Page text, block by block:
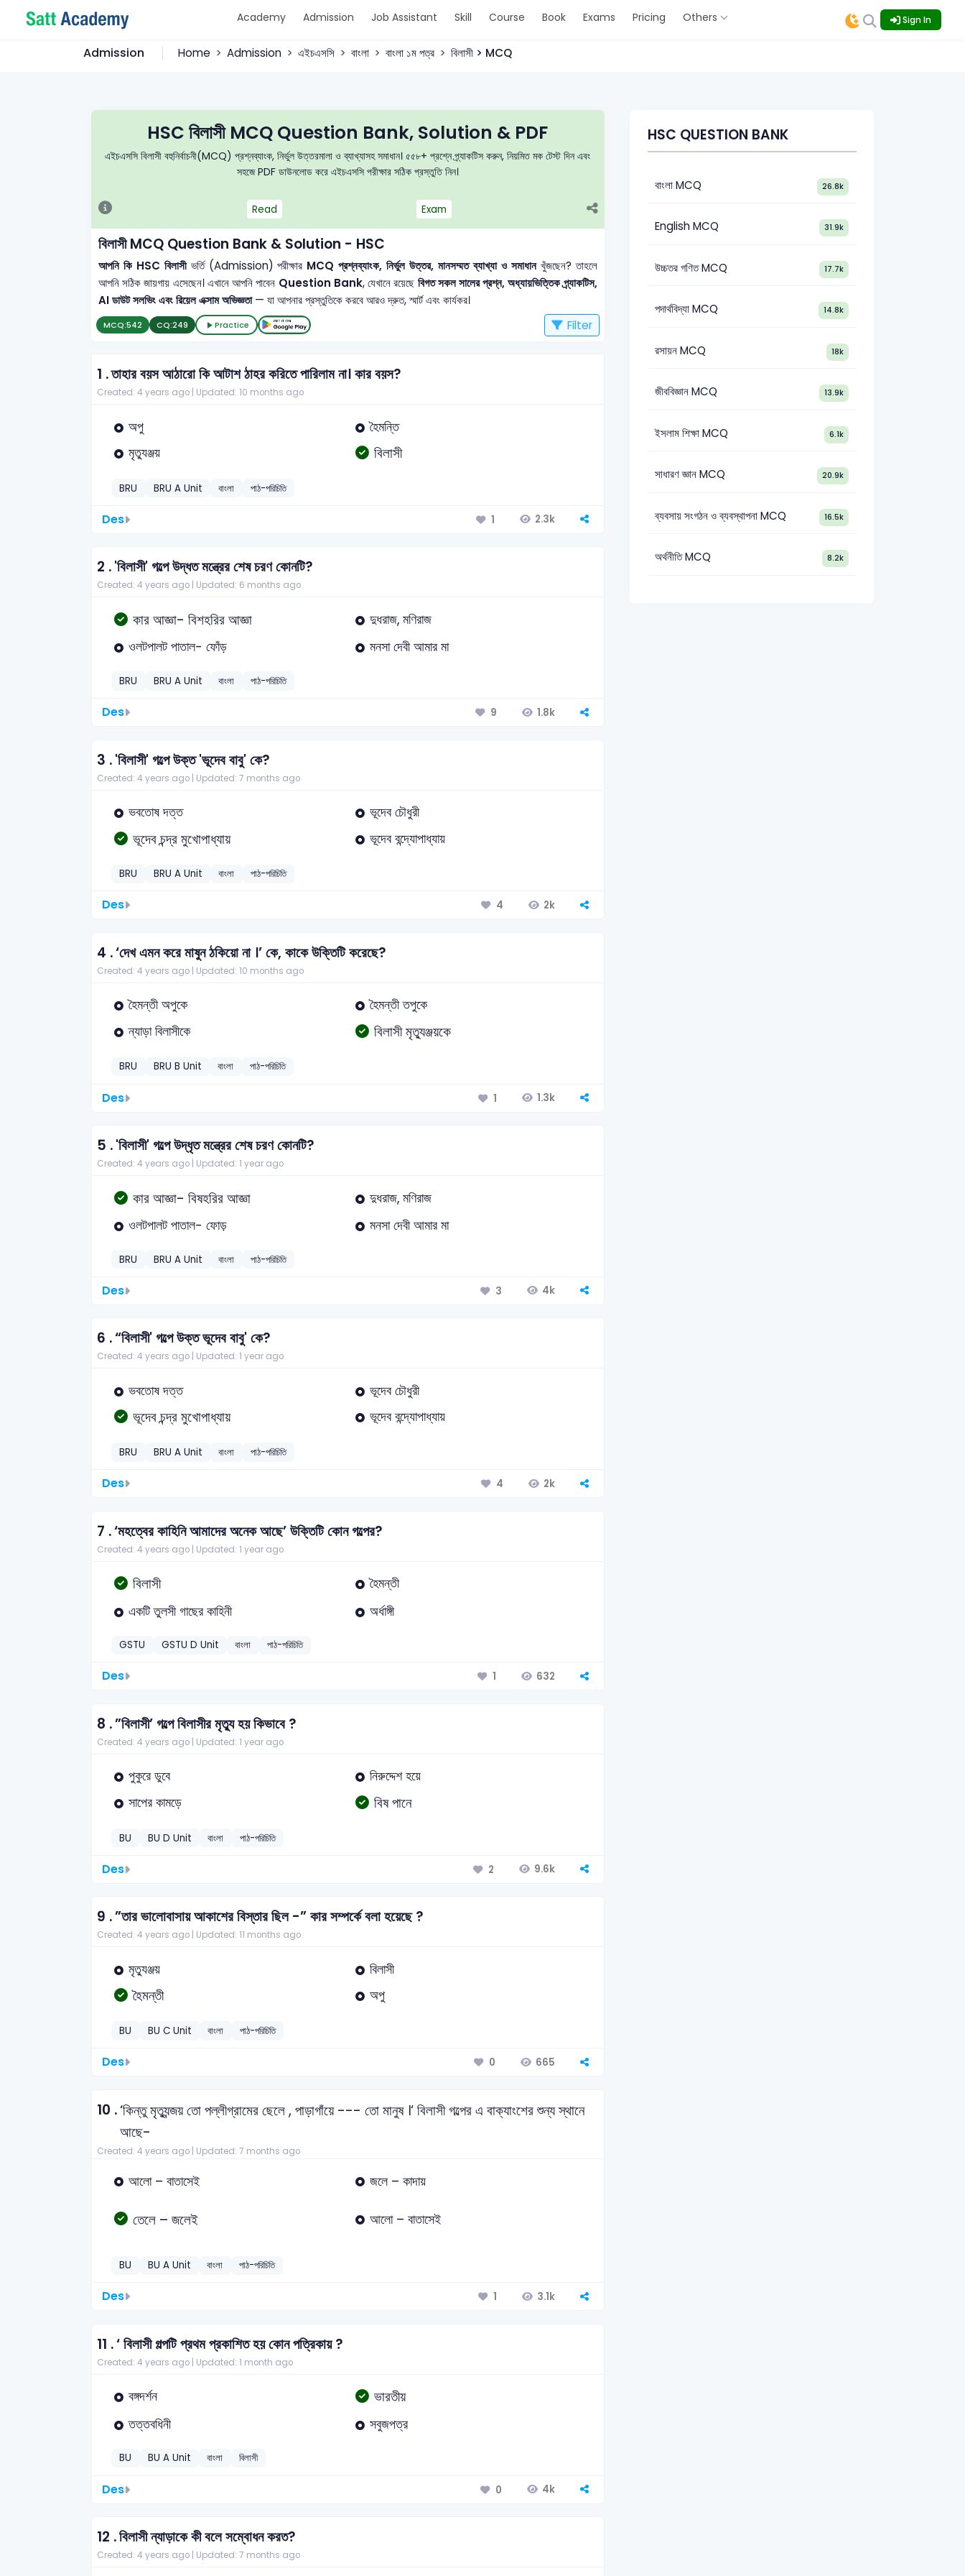
Academy Admission Job Assistant Skill Course Book Exams Pricing Others Sign In
Admission Home Admission এইচএসসি বাংলা বাংলা ১ম পত্র বিলাসী > MCQ
HSC বিলাসী MCQ Question Bank, Solution & PDF
এইচএসসি বিলাসী বহুনির্বাচনী(MCQ) প্রশ্নব্যাংক, নির্ভুল উত্তরমালা ও ব্যাখ্যাসহ সমাধান। ৫৫৮+ প্রশ্নে প্র্যাকটিস করুন, নিয়মিত মক টেস্ট দিন এবং
সহজে PDF ডাউনলোড করে এইচএসসি পরীক্ষার সঠিক প্রস্তুতি নিন।
Read Exam
বিলাসী MCQ Question Bank & Solution - HSC
আপনি কি HSC বিলাসীভর্তি (Admission) পরীক্ষার MCQ প্রশ্নব্যাংক, নির্ভুল উত্তর, মানসম্মত ব্যাখ্যা ও সমাধানখুঁজছেন? তাহলে
আপনি সঠিক জায়গায় এসেছেন। এখানে আপনি পাবেন Question Bank, যেখানে রয়েছে বিগত সকল সালের প্রশ্ন, অধ্যায়ভিত্তিক প্র্যাকটিস,
AI ডাউট সলভিং এবং রিয়েল এক্সাম অভিজ্ঞতা— যা আপনার প্রস্তুতিকে করবে আরও দ্রুত, স্মার্ট এবং কার্যকর।
MCQ:542 CQ:249 Practice Filter
1 .তাহার বয়স আঠারো কি আটাশ ঠাহর করিতে পারিলাম না। কার বয়স?
Created: 4 years ago | Updated: 10 months ago
অপু
হৈমন্তি
মৃত্যুঞ্জয়
বিলাসী
BRU BRU A Unit বাংলা পাঠ-পরিচিতি
Des 1 2.3k
2 .'বিলাসী' গল্পে উদ্ধত মন্ত্রের শেষ চরণ কোনটি?
Created: 4 years ago | Updated: 6 months ago
কার আজ্ঞা- বিশহরির আজ্ঞা
দুধরাজ, মণিরাজ
ওলটপালট পাতাল- ফোঁড়
মনসা দেবী আমার মা
BRU BRU A Unit বাংলা পাঠ-পরিচিতি
Des 9 1.8k
3 .'বিলাসী' গল্পে উক্ত 'ভূদেব বাবু' কে?
Created: 4 years ago | Updated: 7 months ago
ভবতোষ দত্ত ভূদেব চৌধুরী
ভূদেব চন্দ্র মুখোপাধ্যায় ভূদেব বন্দ্যোপাধ্যায়
BRU BRU A Unit বাংলা পাঠ-পরিচিতি
Des 4 2k
4 .‘দেখ এমন করে মাষুন ঠকিয়ো না ।’ কে, কাকে উক্তিটি করেছে?
Created: 4 years ago | Updated: 10 months ago
হৈমন্তী অপুকে
হৈমন্তী তপুকে
ন্যাড়া বিলাসীকে
বিলাসী মৃত্যুঞ্জয়কে
BRU BRU B Unit বাংলা পাঠ-পরিচিতি
Des 1 1.3k
5 .'বিলাসী' গল্পে উদ্ধৃত মন্ত্রের শেষ চরণ কোনটি?
Created: 4 years ago | Updated: 1 year ago
কার আজ্ঞা- বিষহরির আজ্ঞা
দুধরাজ, মণিরাজ
ওলটপালট পাতাল- ফোড়
মনসা দেবী আমার মা
BRU BRU A Unit বাংলা পাঠ-পরিচিতি
Des 3 4k
6 .“বিলাসী' গল্পে উক্ত ভূদেব বাবু' কে?
Created: 4 years ago | Updated: 1 year ago
ভবতােষ দত্ত ভূদেব চৌধুরী
ভূদেব চন্দ্র মুখােপাধ্যায় ভূদেব বন্দ্যোপাধ্যায়
BRU BRU A Unit বাংলা পাঠ-পরিচিতি
Des 4 2k
7 .‘মহত্বের কাহিনি আমাদের অনেক আছে’ উক্তিটি কোন গল্পের?
Created: 4 years ago | Updated: 1 year ago
বিলাসী
হৈমন্তী
একটি তুলসী গাছের কাহিনী
অর্ধাঙ্গী
GSTU GSTU D Unit বাংলা পাঠ-পরিচিতি
Des 1 632
8 .”বিলাসী’ গল্পে বিলাসীর মৃত্যু হয় কিভাবে ?
Created: 4 years ago | Updated: 1 year ago
পুকুরে ডুবে
নিরুদ্দেশ হয়ে
সাপের কামড়ে
বিষ পানে
BU BU D Unit বাংলা পাঠ-পরিচিতি
Des 2 9.6k
9 .”তার ভালোবাসায় আকাশের বিস্তার ছিল -” কার সম্পর্কে বলা হয়েছে ?
Created: 4 years ago | Updated: 11 months ago
মৃত্যুঞ্জয় বিলাসী
হৈমন্তী অপু
BU BU C Unit বাংলা পাঠ-পরিচিতি
Des 0 665
10 .‘কিন্তু মৃত্যুন্জয় তো পল্লীগ্রামের ছেলে , পাড়াগাঁয়ে --- তো মানুষ ।‘ বিলাসী গল্পের এ বাক্যাংশের শুন্য স্থানে
আছে-
Created: 4 years ago | Updated: 7 months ago
আলো – বাতাসেই জলে – কাদায়
তেলে – জলেই আলো – বাতাসেই
BU BU A Unit বাংলা পাঠ-পরিচিতি
Des 1 3.1k
11 .‘ বিলাসী গল্পটি প্রথম প্রকাশিত হয় কোন পত্রিকায় ?
Created: 4 years ago | Updated: 1 month ago
বঙ্গদর্শন ভারতীয়
তত্তবধিনী সবুজপত্র
BU BU A Unit বাংলা বিলাসী
Des 0 4k
12 .বিলাসী ন্যাড়াকে কী বলে সম্বোধন করত?
Created: 4 years ago | Updated: 7 months ago
HSC QUESTION BANK
বাংলা MCQ 26.8k
English MCQ 31.9k
উচ্চতর গণিত MCQ 17.7k
পদার্থবিদ্যা MCQ 14.8k
রসায়ন MCQ 18k
জীববিজ্ঞান MCQ 13.9k
ইসলাম শিক্ষা MCQ 6.1k
সাধারণ জ্ঞান MCQ 20.9k
ব্যবসায় সংগঠন ও ব্যবস্থাপনা MCQ 16.5k
অর্থনীতি MCQ 8.2k